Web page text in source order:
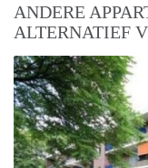
ANDERE
ALTERNATIEF